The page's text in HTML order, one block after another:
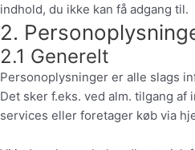
indhold, du ikke kan få adgang til.
2.
2.1 Generelt
Personoplysninger er alle slags
Det sker f.eks. ved alm. tilgang
services eller foretager køb via